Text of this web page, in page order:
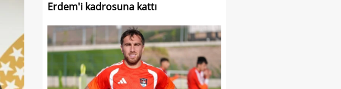
Erdem'i kadrosuna kattı